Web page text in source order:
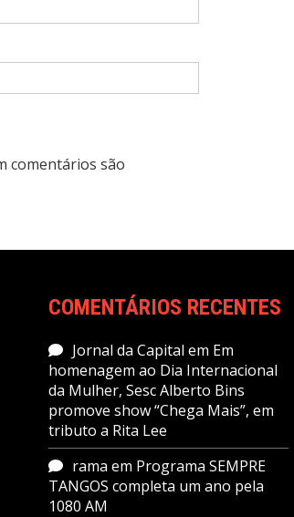
comentários são
COMENTÁRIOS RECENTES
Jornal da Capital em Em
homenagem ao Dia Internacional
da Mulher, Sesc Alberto Bins
promove show “Chega Mais”, em
tributo a Rita Lee
rama em Programa SEMPRE
TANGOS completa um ano pela
1080 AM